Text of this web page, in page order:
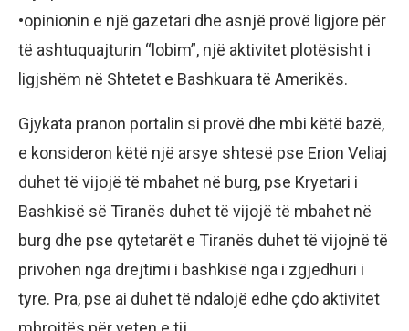
•opinionin e një gazetari dhe asnjë provë ligjore për
të ashtuquajturin “lobim”, një aktivitet plotësisht i
ligjshëm në Shtetet e Bashkuara të Amerikës.
Gjykata pranon portalin si provë dhe mbi këtë bazë,
e konsideron këtë një arsye shtesë pse Erion Veliaj
duhet të vijojë të mbahet në burg, pse Kryetari i
Bashkisë së Tiranës duhet të vijojë të mbahet në
burg dhe pse qytetarët e Tiranës duhet të vijojnë të
privohen nga drejtimi i bashkisë nga i zgjedhuri i
tyre. Pra, pse ai duhet të ndalojë edhe çdo aktivitet